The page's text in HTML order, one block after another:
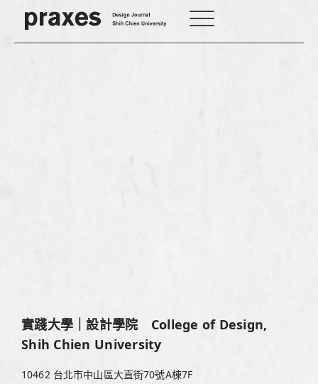
實踐大學｜設計學院 College of Design,
Shih Chien University
10462 台北市中山區大直街70號A棟7F